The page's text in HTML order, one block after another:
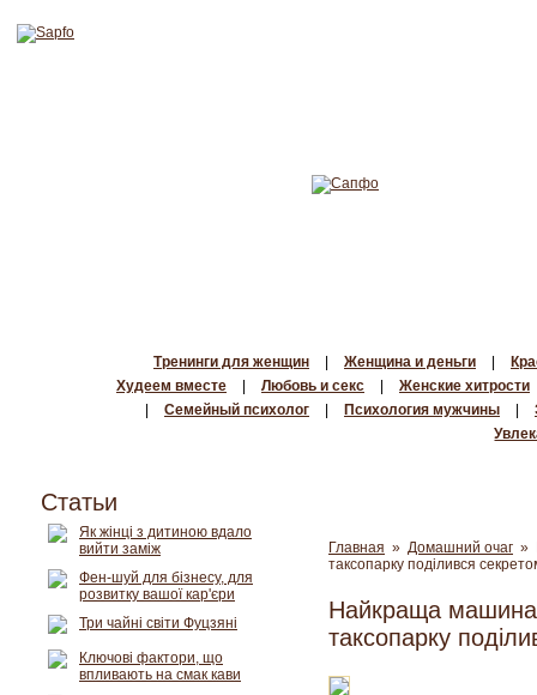
Тренинги для женщин Женщина и деньги
Худеем вместе
Любовь и секс
Женские хитрости
Семейный психолог Психология мужчины
Главная » Домашний очаг »
таксопарку поділився
Найкраща машина
таксопарку
Статьи
Як жінці з дитиною вдало
вийти заміж
Фен-шуй для бізнесу, для
розвитку вашої кар'єри
Три чайні світи Фуцзяні
Ключові фактори, що
впливають на смак кави